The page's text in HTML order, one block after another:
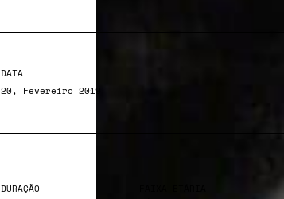
DATA
20, Fevereiro 2019
DURAÇÃO